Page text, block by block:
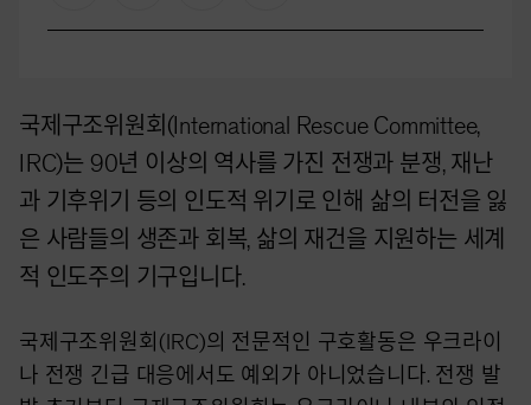
국제구조위원회(International Rescue Committee,
IRC)는 90년 이상의 역사를 가진 전쟁과 분쟁, 재난
과 기후위기 등의 인도적 위기로 인해 삶의 터전을 잃
은 사람들의 생존과 회복, 삶의 재건을 지원하는 세계
적 인도주의 기구입니다.
국제구조위원회(IRC)의 전문적인 구호활동은 우크라이
나 전쟁 긴급 대응에서도 예외가 아니었습니다. 전쟁 발